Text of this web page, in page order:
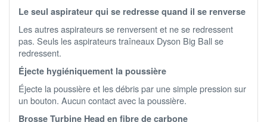
Le seul aspirateur qui se redresse quand il se renverse
Les autres aspirateurs se renversent et ne se redressent
pas. Seuls les aspirateurs traîneaux Dyson Big Ball se
redressent.
Éjecte hygiéniquement la poussière
Éjecte la poussière et les débris par une simple pression sur
un bouton. Aucun contact avec la poussière.
Brosse Turbine Head en fibre de carbone